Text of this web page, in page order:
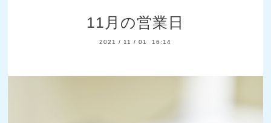
11月の営業日
2021 / 11 /01 16:14